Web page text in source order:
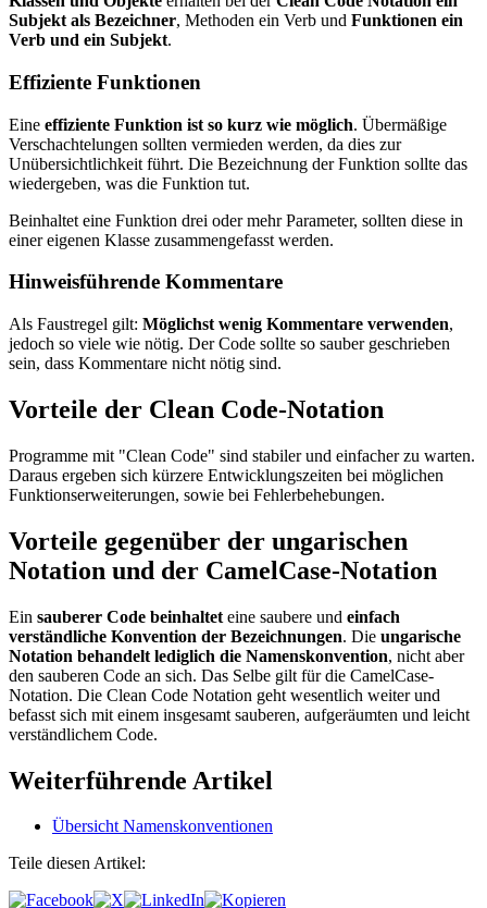
Subjekt als Bezeichner, Methoden ein Verb und Funktionen ein
Verb und ein Subjekt.
Effiziente Funktionen
Eine effiziente Funktion ist so kurz wie möglich. Übermäßige
Verschachtelungen sollten vermieden werden, da dies zur
Unübersichtlichkeit führt. Die Bezeichnung der Funktion sollte das
wiedergeben, was die Funktion tut.
Beinhaltet eine Funktion drei oder mehr Parameter, sollten diese in
einer eigenen Klasse zusammengefasst werden.
Hinweisführende Kommentare
Als Faustregel gilt: Möglichst wenig Kommentare verwenden,
jedoch so viele wie nötig. Der Code sollte so sauber geschrieben
sein, dass Kommentare nicht nötig sind.
Vorteile der Clean Code-Notation
Programme mit "Clean Code" sind stabiler und einfacher zu warten.
Daraus ergeben sich kürzere Entwicklungszeiten bei möglichen
Funktionserweiterungen, sowie bei Fehlerbehebungen.
Vorteile gegenüber der ungarischen
Notation und der CamelCase-Notation
Ein sauberer Code beinhaltet eine saubere und einfach
verständliche Konvention der Bezeichnungen. Die ungarische
Notation behandelt lediglich die Namenskonvention, nicht aber
den sauberen Code an sich. Das Selbe gilt für die CamelCase-
Notation. Die Clean Code Notation geht wesentlich weiter und
befasst sich mit einem insgesamt sauberen, aufgeräumten und leicht
verständlichem Code.
Weiterführende Artikel
Übersicht Namenskonventionen
Teile diesen Artikel: